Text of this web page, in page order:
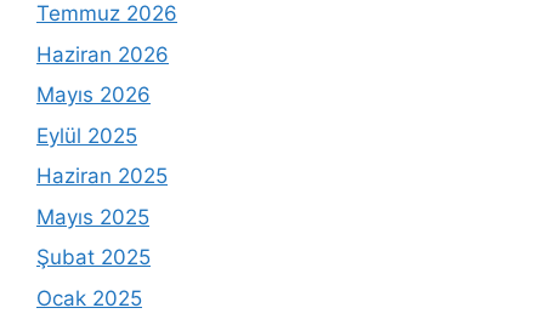
Temmuz 2026
Haziran 2026
Mayıs 2026
Eylül 2025
Haziran 2025
Mayıs 2025
Şubat 2025
Ocak 2025